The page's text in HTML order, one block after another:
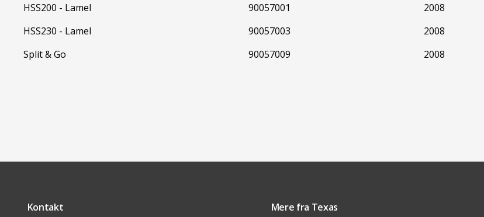
HSS200 - Lamel
HSS230 - Lamel
Split & Go
90057001
90057003
90057009
2008
2008
2008
Kontakt Mere fra Texas